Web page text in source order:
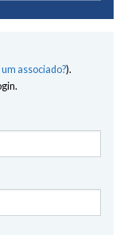
associado?).